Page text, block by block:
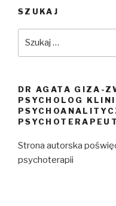
SZUKAJ
DR AGATA GIZA-
PSYCHOLOG
Strona autorska
psychoterapii